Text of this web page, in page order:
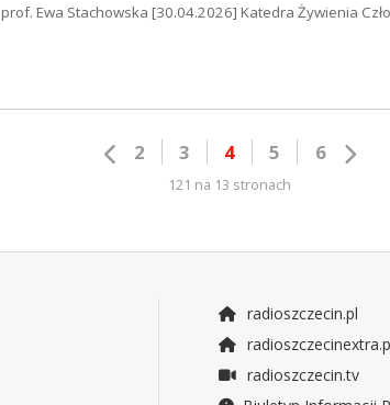
prof. Ewa Stachowska [30.04.2026] Katedra Żywienia
2 3 4 5 6
121 na 13 stronach
radioszczecin.pl
radioszczecin.tv